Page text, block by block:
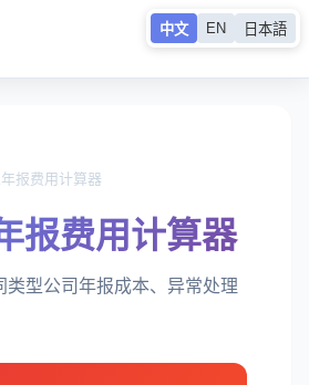
中文 EN 日本語
报费用计算器
报费用计算器
型公司年报成本、异常处理